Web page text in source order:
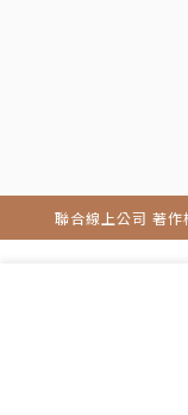
聯合線上公司 著